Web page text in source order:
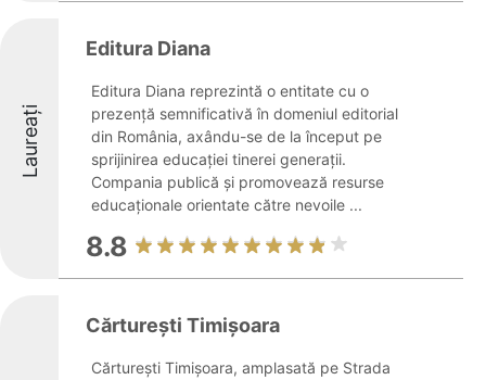
Laureați
Editura Diana
Editura Diana reprezintă o entitate cu o
prezență semnificativă în domeniul editorial
din România, axându-se de la început pe
sprijinirea educației tinerei generații.
Compania publică și promovează resurse
educaționale orientate către nevoile ...
8.8
Cărtureşti Timişoara
Cărtureşti Timişoara, amplasată pe Strada